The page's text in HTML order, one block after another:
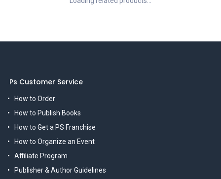
Ps Customer Service
How to Order
How to Publish Books
How to Get a PS Franchise
How to Organize an Event
Affiliate Program
Publisher & Author Guidelines